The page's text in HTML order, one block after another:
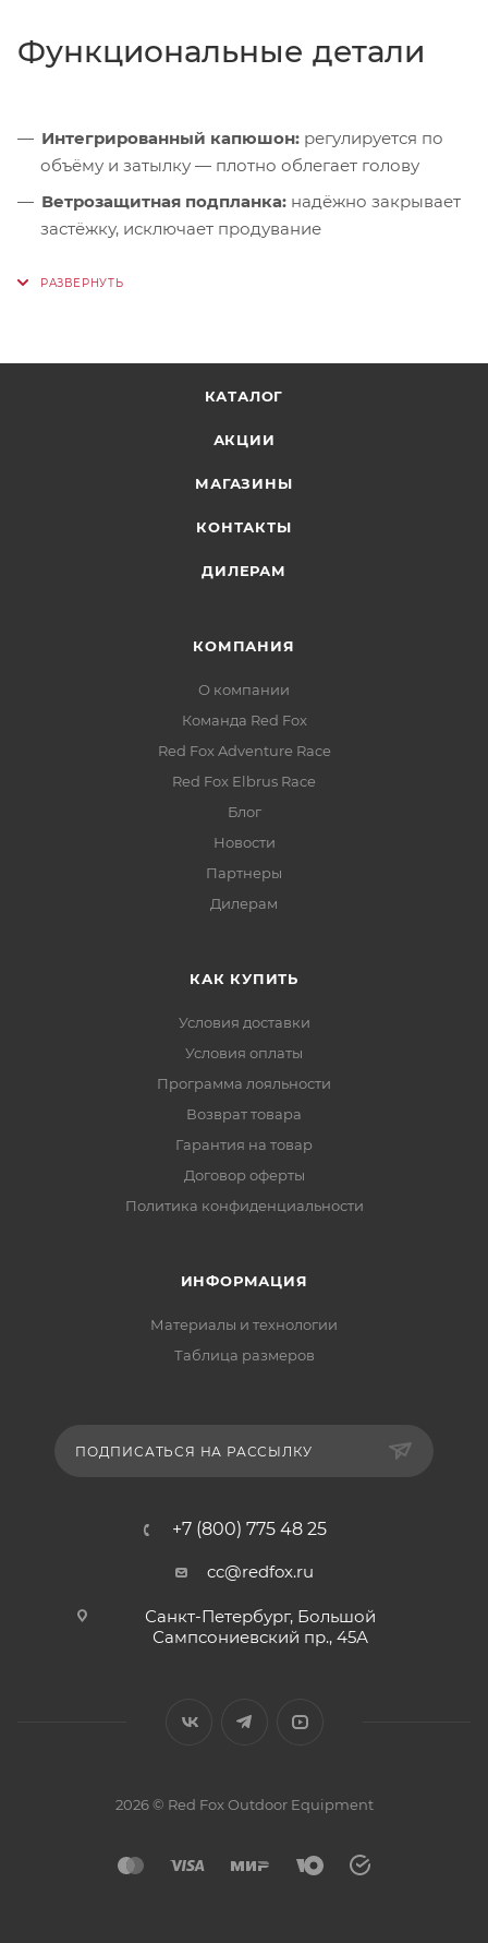
Функциональные детали
Интегрированный капюшон: регулируется по
объёму и затылку — плотно облегает голову
Ветрозащитная подпланка: надёжно закрывает
застёжку, исключает продувание
манжеты или фиксаторы — защита от ветра и
Нагрудный на молнии — для телефона,
Светоотражающие элементы:
КАТАЛОГ
АКЦИИ
МАГАЗИНЫ
КОНТАКТЫ
ДИЛЕРАМ
КОМПАНИЯ
О компании
Команда Red Fox
Red Fox Adventure Race
Red Fox Elbrus Race
Блог
Новости
Партнеры
Дилерам
КАК КУПИТЬ
Условия доставки
Условия оплаты
Программа лояльности
Возврат товара
Гарантия на товар
Договор оферты
Политика конфиденциальности
ИНФОРМАЦИЯ
Материалы и технологии
Таблица размеров
ПОДПИСАТЬСЯ НА РАССЫЛКУ
+7 (800) 775 48 25
cc@redfox.ru
Санкт-Петербург, Большой
Сампсониевский пр., 45А
2026 © Red Fox Outdoor Equipment